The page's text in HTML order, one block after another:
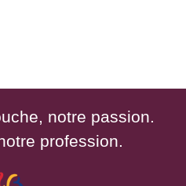
notre passion.
profession.